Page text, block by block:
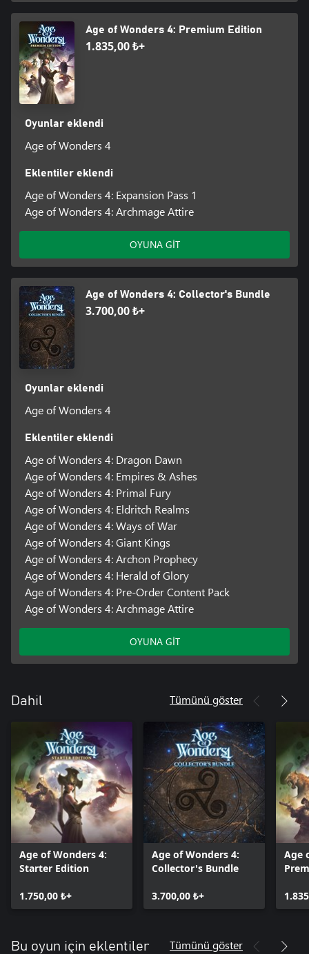
Age of Wonders 4: Premium Edition
1.835,00 ₺+
Oyunlar eklendi
Age of Wonders 4
Eklentiler eklendi
Age of Wonders 4: Expansion Pass 1
Age of Wonders 4: Archmage Attire
OYUNA GİT
Age of Wonders 4: Collector's Bundle
3.700,00 ₺+
Oyunlar eklendi
Age of Wonders 4
Eklentiler eklendi
Age of Wonders 4: Dragon Dawn
Age of Wonders 4: Empires & Ashes
Age of Wonders 4: Primal Fury
Age of Wonders 4: Eldritch Realms
Age of Wonders 4: Ways of War
Age of Wonders 4: Giant Kings
Age of Wonders 4: Archon Prophecy
Age of Wonders 4: Herald of Glory
Age of Wonders 4: Pre-Order Content Pack
Age of Wonders 4: Archmage Attire
OYUNA GİT
Dahil Tümünü göster
Age of Wonders 4:
Starter Edition
1.750,00 ₺+
Age of Wonders 4:
Collector's Bundle
3.700,00 ₺+
Age
Bu oyun için eklentiler Tümünü göster